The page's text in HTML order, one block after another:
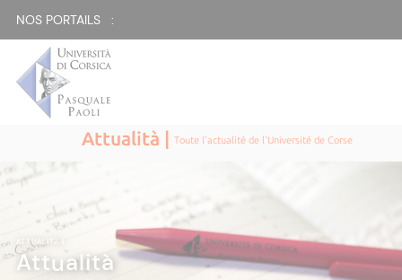
NOS PORTAILS :
Attualità |Toute l'actualité de l'Université de Corse
ATTUALITÀ
Attualità